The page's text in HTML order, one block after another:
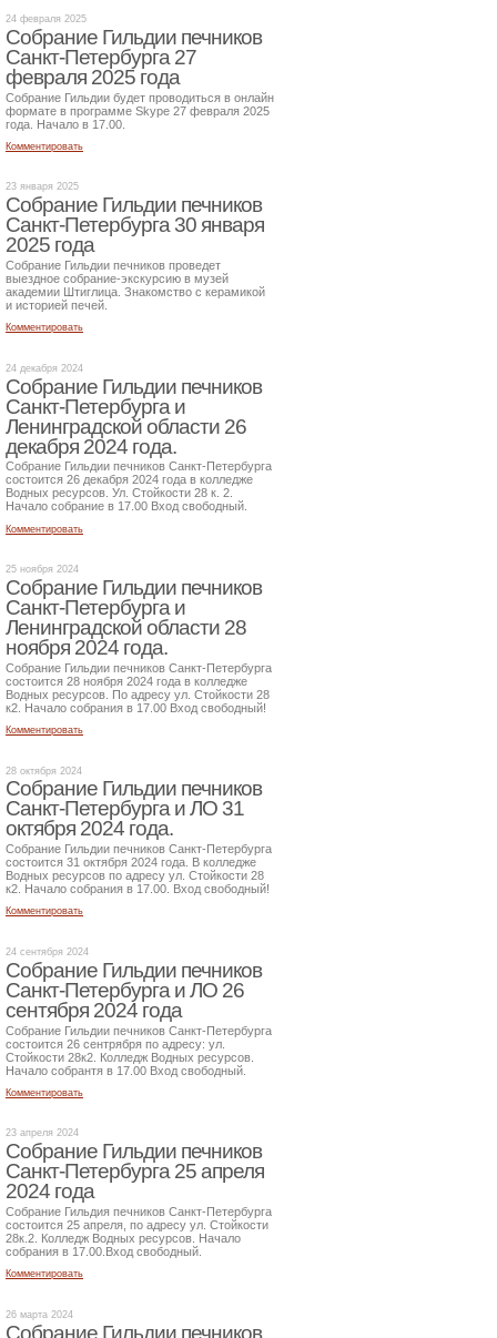
24 февраля 2025
Собрание Гильдии печников
Санкт-Петербурга 27
февраля 2025 года
Собрание Гильдии будет проводиться в онлайн
формате в программе Skype 27 февраля 2025
года. Начало в 17.00.
Комментировать
23 января 2025
Собрание Гильдии печников
Санкт-Петербурга 30 января
2025 года
Собрание Гильдии печников проведет
выездное собрание-экскурсию в музей
академии Штиглица. Знакомство с керамикой
и историей печей.
Комментировать
24 декабря 2024
Собрание Гильдии печников
Санкт-Петербурга и
Ленинградской области 26
декабря 2024 года.
Собрание Гильдии печников Санкт-Петербурга
состоится 26 декабря 2024 года в колледже
Водных ресурсов. Ул. Стойкости 28 к. 2.
Начало собрание в 17.00 Вход свободный.
Комментировать
25 ноября 2024
Собрание Гильдии печников
Санкт-Петербурга и
Ленинградской области 28
ноября 2024 года.
Собрание Гильдии печников Санкт-Петербурга
состоится 28 ноября 2024 года в колледже
Водных ресурсов. По адресу ул. Стойкости 28
к2. Начало собрания в 17.00 Вход свободный!
Комментировать
28 октября 2024
Собрание Гильдии печников
Санкт-Петербурга и ЛО 31
октября 2024 года.
Собрание Гильдии печников Санкт-Петербурга
состоится 31 октября 2024 года. В колледже
Водных ресурсов по адресу ул. Стойкости 28
к2. Начало собрания в 17.00. Вход свободный!
Комментировать
24 сентября 2024
Собрание Гильдии печников
Санкт-Петербурга и ЛО 26
сентября 2024 года
Собрание Гильдии печников Санкт-Петербурга
состоится 26 сентрября по адресу: ул.
Стойкости 28к2. Колледж Водных ресурсов.
Начало собрантя в 17.00 Вход свободный.
Комментировать
23 апреля 2024
Собрание Гильдии печников
Санкт-Петербурга 25 апреля
2024 года
Собрание Гильдия печников Санкт-Петербурга
состоится 25 апреля, по адресу ул. Стойкости
28к.2. Колледж Водных ресурсов. Начало
собрания в 17.00.Вход свободный.
Комментировать
26 марта 2024
Собрание Гильдии печников